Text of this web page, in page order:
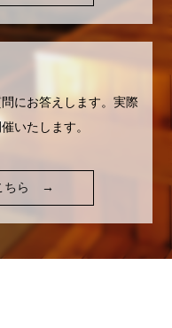
にお答えします。実際
いたします。
ちら →